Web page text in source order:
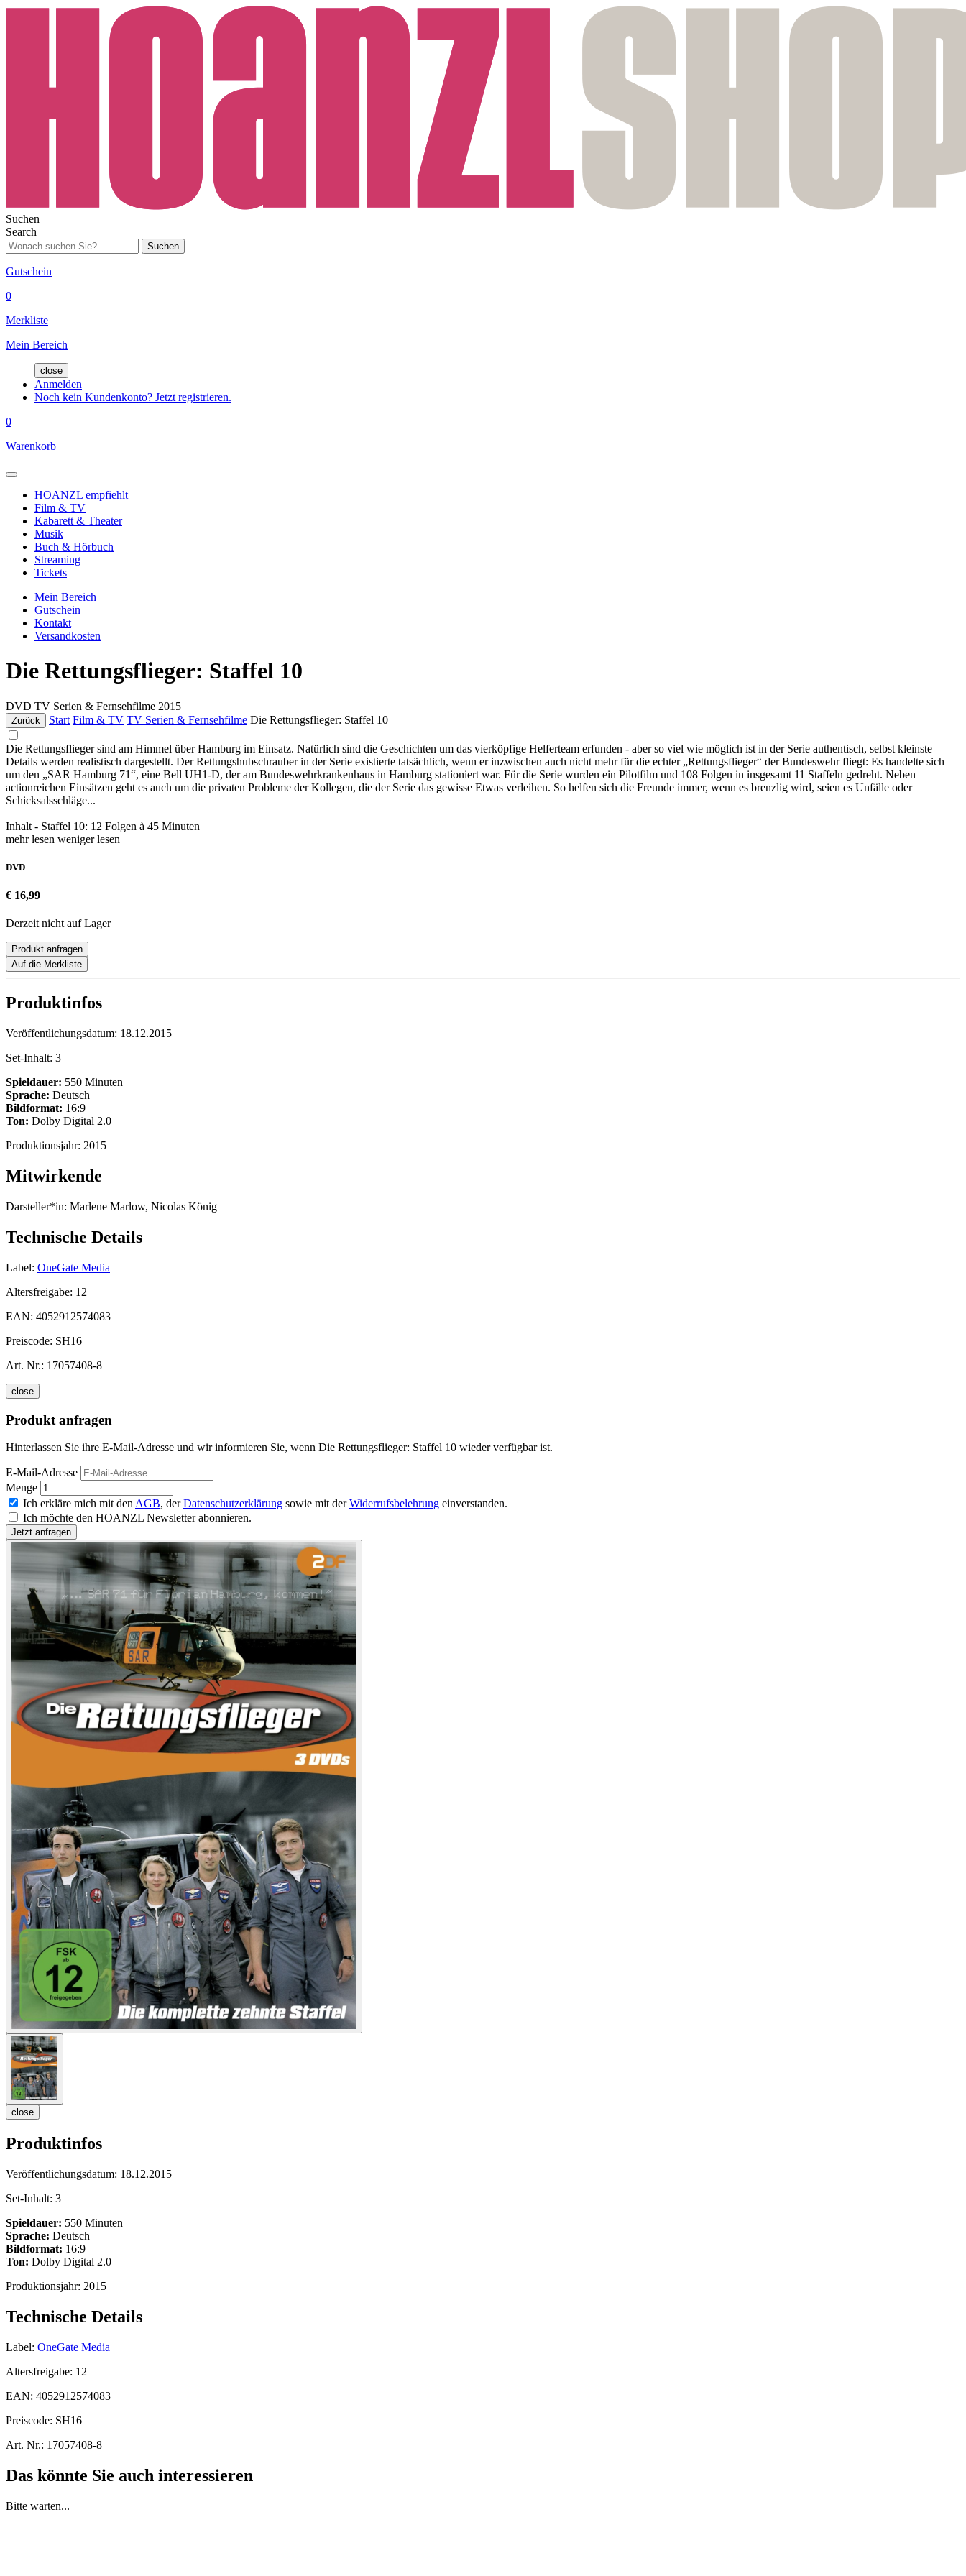
Suchen
Search
Suchen
Gutschein
0
Merkliste
Mein Bereich
close
Anmelden
Noch kein Kundenkonto? Jetzt registrieren.
0
Warenkorb
HOANZL empfiehlt
Film & TV
Kabarett & Theater
Musik
Buch & Hörbuch
Streaming
Tickets
Mein Bereich
Gutschein
Kontakt
Versandkosten
Die Rettungsflieger: Staffel 10
DVD TV Serien & Fernsehfilme 2015
Zurück Start Film & TV TV Serien & Fernsehfilme Die Rettungsflieger: Staffel 10
Die Rettungsflieger sind am Himmel über Hamburg im Einsatz. Natürlich sind die Geschichten um das vierköpfige Helferteam erfunden - aber so viel wie möglich ist in der Serie authentisch, selbst kleinste
Details werden realistisch dargestellt. Der Rettungshubschrauber in der Serie existierte tatsächlich, wenn er inzwischen auch nicht mehr für die echter „Rettungsflieger“ der Bundeswehr fliegt: Es handelte sich
um den „SAR Hamburg 71“, eine Bell UH1-D, der am Bundeswehrkrankenhaus in Hamburg stationiert war. Für die Serie wurden ein Pilotfilm und 108 Folgen in insgesamt 11 Staffeln gedreht. Neben
actionreichen Einsätzen geht es auch um die privaten Probleme der Kollegen, die der Serie das gewisse Etwas verleihen. So helfen sich die Freunde immer, wenn es brenzlig wird, seien es Unfälle oder
Schicksalsschläge...
Inhalt - Staffel 10: 12 Folgen à 45 Minuten
mehr lesen weniger lesen
DVD
€ 16,99
Derzeit nicht auf Lager
Produkt anfragen
Auf die Merkliste
Produktinfos
Veröffentlichungsdatum: 18.12.2015
Set-Inhalt: 3
Spieldauer: 550 Minuten
Sprache: Deutsch
Bildformat: 16:9
Ton: Dolby Digital 2.0
Produktionsjahr: 2015
Mitwirkende
Darsteller*in: Marlene Marlow, Nicolas König
Technische Details
Label: OneGate Media
Altersfreigabe: 12
EAN: 4052912574083
Preiscode: SH16
Art. Nr.: 17057408-8
close
Produkt anfragen
Hinterlassen Sie ihre E-Mail-Adresse und wir informieren Sie, wenn Die Rettungsflieger: Staffel 10 wieder verfügbar ist.
E-Mail-Adresse
Menge
Ich erkläre mich mit den AGB, derDatenschutzerklärung sowie mit derWiderrufsbelehrung einverstanden.
Ich möchte den HOANZL Newsletter abonnieren.
close
Produktinfos
Veröffentlichungsdatum: 18.12.2015
Set-Inhalt: 3
Spieldauer: 550 Minuten
Sprache: Deutsch
Bildformat: 16:9
Ton: Dolby Digital 2.0
Produktionsjahr: 2015
Technische Details
Label: OneGate Media
Altersfreigabe: 12
EAN: 4052912574083
Preiscode: SH16
Art. Nr.: 17057408-8
Das könnte Sie auch interessieren
Bitte warten...